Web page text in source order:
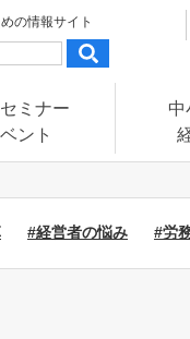
の情報サイト
ミナー
ント
中
#経営者の悩み #労